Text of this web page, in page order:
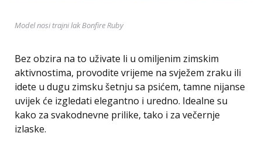
Model nosi trajni lak Bonfire Ruby
Bez obzira na to uživate li u omiljenim zimskim
aktivnostima, provodite vrijeme na svježem zraku ili
idete u dugu zimsku šetnju sa psićem, tamne nijanse
uvijek će izgledati elegantno i uredno. Idealne su
kako za svakodnevne prilike, tako i za večernje
izlaske.